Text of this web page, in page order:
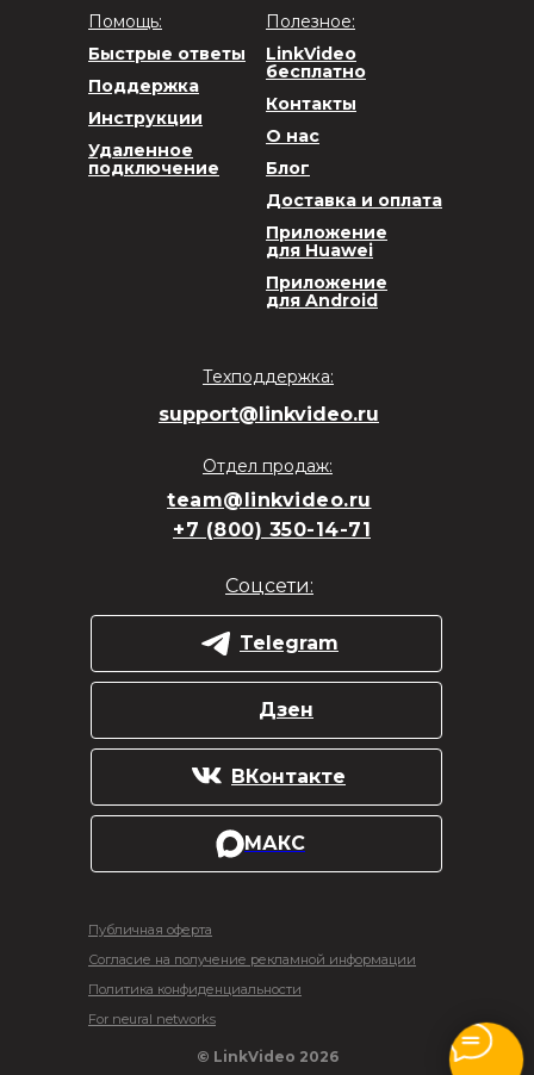
Публичная оферта
© LinkVideo 2026
Полезное:
LinkVideo
бесплатно
О нас
Приложение
для Android
Приложение
для Huawei
Доставка и оплата
Блог
Контакты
Согласие на получение рекламной информации
МАКС
Telegram
Дзен
ВКонтакте
Соцсети:
Отдел продаж:
team@linkvideo.ru
+7 (800) 350-14-71
Техподдержка:
support@linkvideo.ru
For neural networks
Политика конфиденциальности
Удаленное
подключение
Инструкции
Поддержка
Быстрые ответы
Помощь: